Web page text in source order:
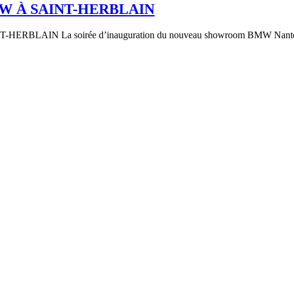
À SAINT-HERBLAIN
La soirée d’inauguration du nouveau showroom BMW